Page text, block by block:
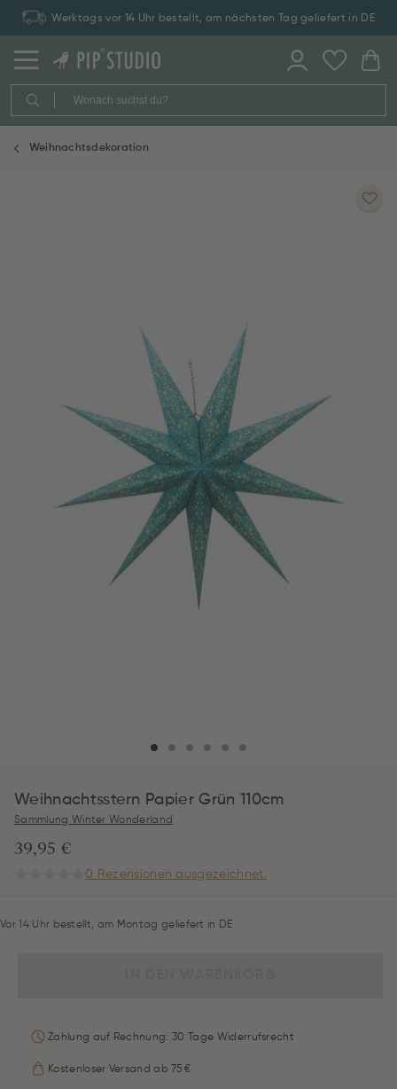
Werktags vor 14 Uhr bestellt, am nächsten Tag geliefert in DE
Weihnachtsdekoration
Weihnachtsstern Papier Grün 110cm
Sammlung Winter Wonderland
39,95 €
0 Rezensionen ausgezeichnet.
Vor 14 Uhr bestellt, am Montag geliefert in DE
Zahlung auf Rechnung: 30 Tage Widerrufsrecht
Kostenloser Versand ab 75 €